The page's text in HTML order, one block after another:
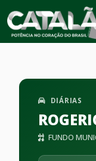
DIÁRIAS
FUNDO